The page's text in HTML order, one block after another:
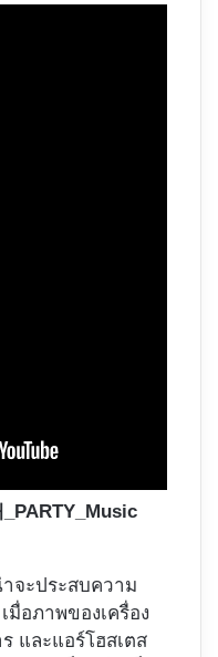
จะประสบความ
มื่อภาพของเครื่อง
และแอร์โฮสเตส